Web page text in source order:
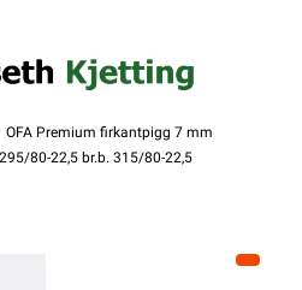
OFA Premium firkantpigg 7 mm
80-22,5 br.b. 315/80-22,5